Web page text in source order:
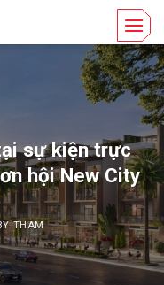
sự kiện trực
hội New City
THAM